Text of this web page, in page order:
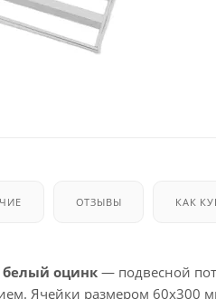
ОТЗЫВЫ КАК
оцинк — подвесной
Ячейки размером 60x300